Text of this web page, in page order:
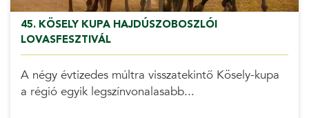
45. KÖSELY KUPA HAJDÚSZOBOSZLÓI
LOVASFESZTIVÁL
A négy évtizedes múltra visszatekintő Kösely-kupa
a régió egyik legszínvonalasabb...